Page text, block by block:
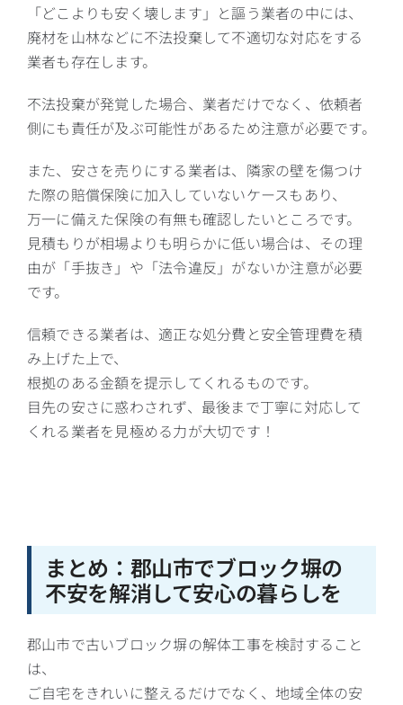
「どこよりも安く壊します」と謳う業者の中には、
廃材を山林などに不法投棄して不適切な対応をする
業者も存在します。
不法投棄が発覚した場合、業者だけでなく、依頼者
側にも責任が及ぶ可能性があるため注意が必要です。
また、安さを売りにする業者は、隣家の壁を傷つけ
た際の賠償保険に加入していないケースもあり、
万一に備えた保険の有無も確認したいところです。
見積もりが相場よりも明らかに低い場合は、その理
由が「手抜き」や「法令違反」がないか注意が必要
です。
信頼できる業者は、適正な処分費と安全管理費を積
み上げた上で、
根拠のある金額を提示してくれるものです。
目先の安さに惑わされず、最後まで丁寧に対応して
くれる業者を見極める力が大切です！
まとめ：郡山市でブロック塀の
不安を解消して安心の暮らしを
郡山市で古いブロック塀の解体工事を検討すること
は、
ご自宅をきれいに整えるだけでなく、地域全体の安